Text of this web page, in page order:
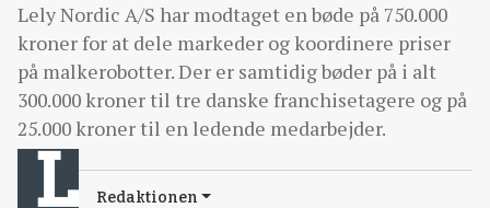
Lely Nordic A/S har modtaget en bøde på 750.000
kroner for at dele markeder og koordinere priser
på malkerobotter. Der er samtidig bøder på i alt
300.000 kroner til tre danske franchisetagere og på
25.000 kroner til en ledende medarbejder.
Redaktionen